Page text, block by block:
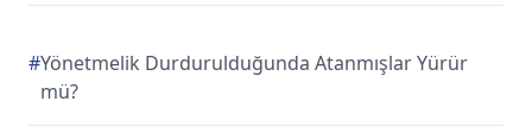
#Yönetmelik Durdurulduğunda Atanmışlar Yürür
mü?